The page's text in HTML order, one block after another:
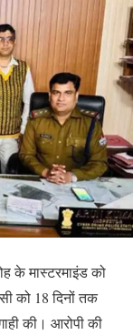
के मास्टरमाइंड को
को 18 दिनों तक
की। आरोपी की